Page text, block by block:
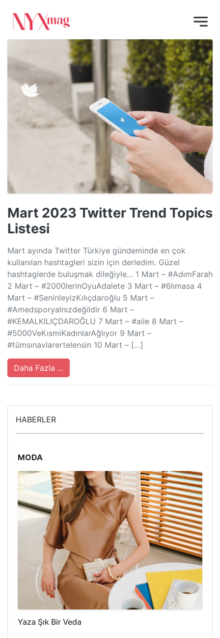
Mart 2023 Twitter Trend Topics
Listesi
Mart ayında Twitter Türkiye gündeminde en çok
kullanılan hashtagleri sizin için derledim. Güzel
hashtaglerde buluşmak dileğiyle… 1 Mart – #AdımFarah
2 Mart – #2000lerinOyuAdalete 3 Mart – #6lımasa 4
Mart – #SeninleyizKılıçdaroğlu 5 Mart –
#Amedsporyalnızdeğildir 6 Mart –
#KEMALKILIÇDAROĞLU 7 Mart – #aile 8 Mart –
#5000VeKısmiKadınlarAğlıyor 9 Mart –
#tümsınavlarertelensin 10 Mart – […]
Daha Fazla ...
HABERLER
MODA
Yaza Şık Bir Veda